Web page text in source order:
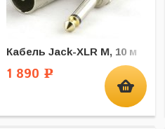
Кабель Jack-XLR M, 10 м
1 890 Р